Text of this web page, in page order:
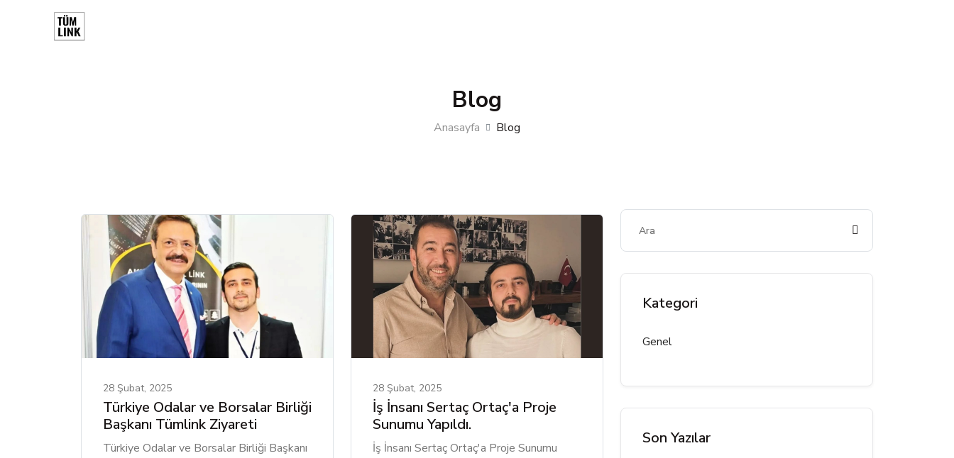
Blog
Anasayfa Blog
28 Şubat, 2025
Türkiye Odalar ve Borsalar Birliği
Başkanı Tümlink Ziyareti
Türkiye Odalar ve Borsalar Birliği Başkanı
28 Şubat, 2025
İş İnsanı Sertaç Ortaç'a Proje
Sunumu Yapıldı.
İş İnsanı Sertaç Ortaç'a Proje Sunumu
Kategori
Genel
Son Yazılar